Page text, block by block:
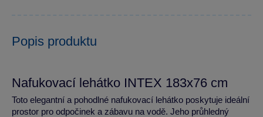
Popis produktu
Nafukovací lehátko INTEX 183x76 cm
Toto elegantní a pohodlné nafukovací lehátko poskytuje ideální
prostor pro odpočinek a zábavu na vodě. Jeho průhledný